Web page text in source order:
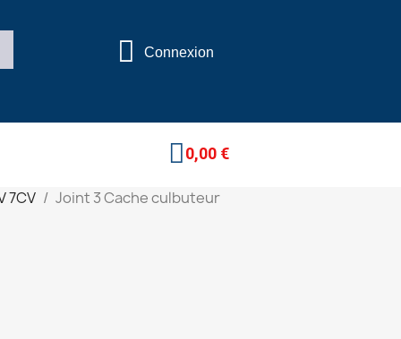
Connexion
0,00 €
7CV Joint 3 Cache culbuteur